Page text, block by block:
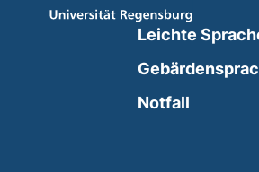
opens in a new window)
Leichte
Notfall